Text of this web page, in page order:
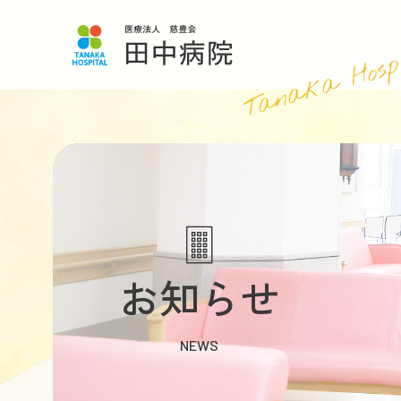
Tanaka
お知らせ
NEWS